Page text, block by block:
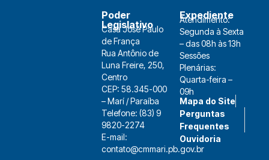
Poder
Legislativo
Casa José Paulo
de França
Rua Antônio de
Luna Freire, 250,
Centro
CEP: 58.345-000
– Marí / Paraíba
Telefone: (83) 9
9820-2274
E-mail:
contato@cmmari.pb.gov.br
Expediente
Atendimento:
Segunda à Sexta
– das 08h às 13h
Sessões
Plenárias:
Quarta-feira –
09h
Mapa do Site
Perguntas
Frequentes
Ouvidoria